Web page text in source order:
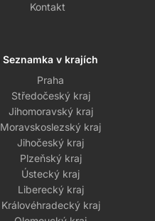
Kontakt
Seznamka v krajích
Praha
Středočeský kraj
Jihomoravský kraj
Moravskoslezský kraj
Jihočeský kraj
Plzeňský kraj
Ústecký kraj
Liberecký kraj
Královéhradecký kraj